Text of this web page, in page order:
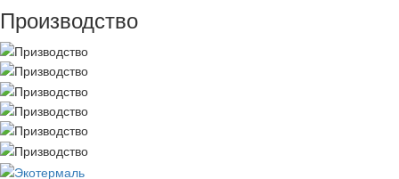
Производство